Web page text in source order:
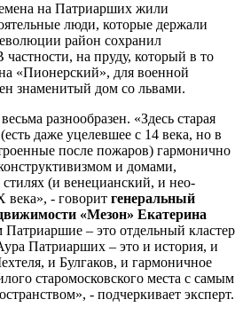
на Патриарших жили
люди, которые держали
район сохранил
на пруду, который в то
«Пионерский», для военной
знаменитый дом со львами.
разнообразен. «Здесь старая
даже уцелевшее с 14 века, но в
после пожаров) гармонично
и домами,
(и венецианский, и нео-
века», - говорит генеральный
«Мезон» Екатерина
Патриаршие – это отдельный кластер
Патриарших – это и история, и
и Булгаков, и гармоничное
старомосковского места с самым
- подчеркивает эксперт.